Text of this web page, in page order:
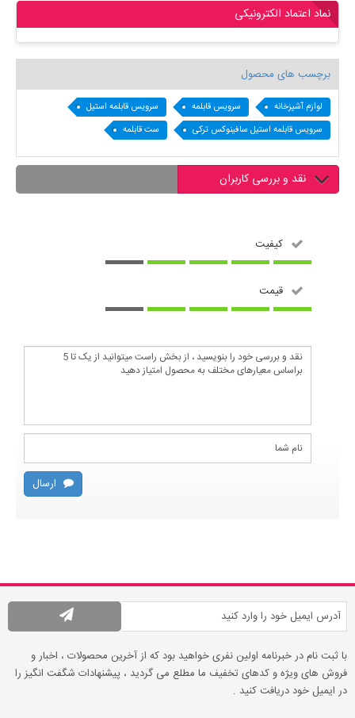
نماد اعتماد الکترونیکی
برچسب های محصول
لوازم آشپزخانه سرویس قابلمه
سرویس قابلمه استیل
سرویس قابلمه استیل سافینوکس ترکی
ست قابلمه
نقد و بررسی کاربران
کیفیت
قیمت
ارسال
با ثبت نام در خبرنامه اولین نفری خواهید بود که از آخرین محصولات ، اخبار و
فروش های ویژه و کدهای تخفیف ما مطلع می گردید ، پیشنهادات شگفت انگیز را
در ایمیل خود دریافت کنید .